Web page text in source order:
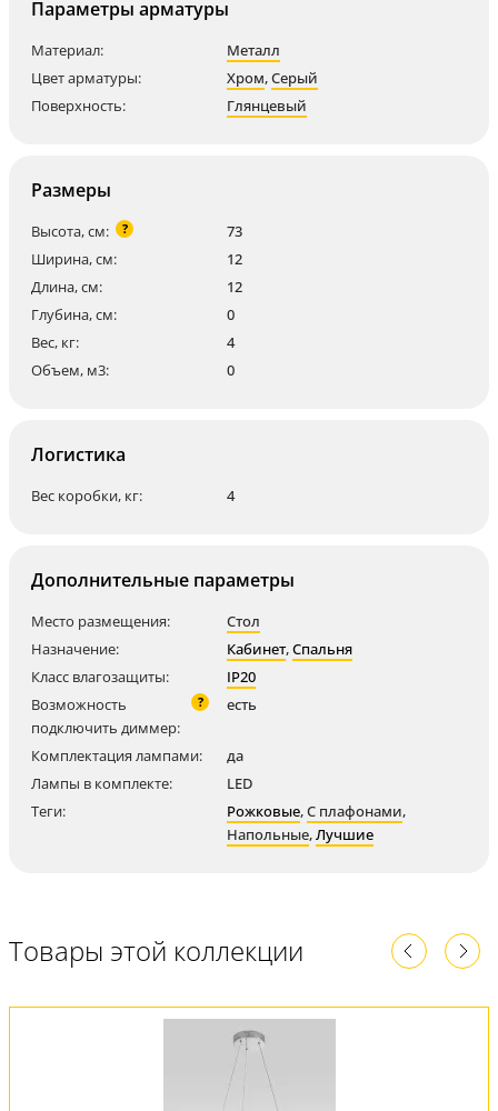
Параметры арматуры
Материал:
Металл
Цвет арматуры:
Хром,Серый
Поверхность:
Глянцевый
Размеры
Высота, см: ?
73
Ширина, см:
12
Длина, см:
12
Глубина, см:
0
Вес, кг:
4
Объем, м3:
0
Логистика
Вес коробки, кг: 4
Дополнительные параметры
Место размещения:
Стол
Назначение:
Кабинет,Спальня
Класс влагозащиты:
IP20
Возможность
подключить диммер:
? есть
Комплектация лампами:
да
Лампы в комплекте:
LED
Теги:
Рожковые,С плафонами,
Напольные,Лучшие
Товары этой коллекции